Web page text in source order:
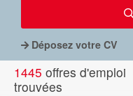
Déposez votre CV
1445 offres d'emploi
trouvées